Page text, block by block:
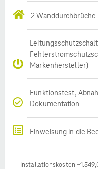
2
Markenhersteller)
Funktionstest,
Dokumentation
Einweisung in die
Installationskosten